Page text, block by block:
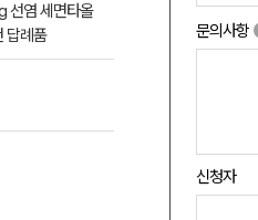
문의사항
신청자
선염 세면타올
답례품